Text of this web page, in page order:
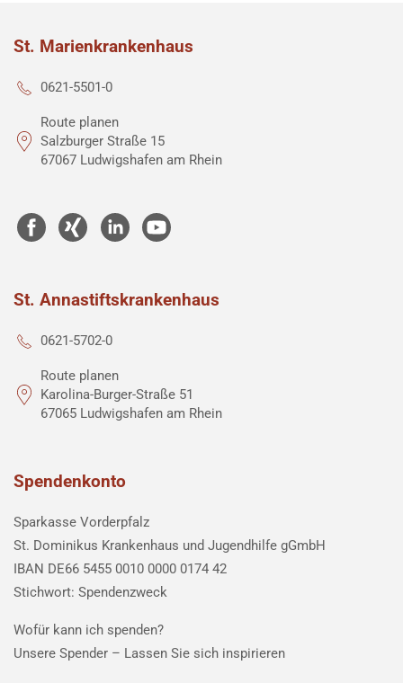
St. Marienkrankenhaus
0621-5501-0
Route planen
Salzburger Straße 15
67067 Ludwigshafen am Rhein
St. Annastiftskrankenhaus
0621-5702-0
Route planen
Karolina-Burger-Straße 51
67065 Ludwigshafen am Rhein
Spendenkonto
Sparkasse Vorderpfalz
St. Dominikus Krankenhaus und Jugendhilfe gGmbH
IBAN DE66 5455 0010 0000 0174 42
Stichwort: Spendenzweck
Wofür kann ich spenden?
Unsere Spender – Lassen Sie sich inspirieren